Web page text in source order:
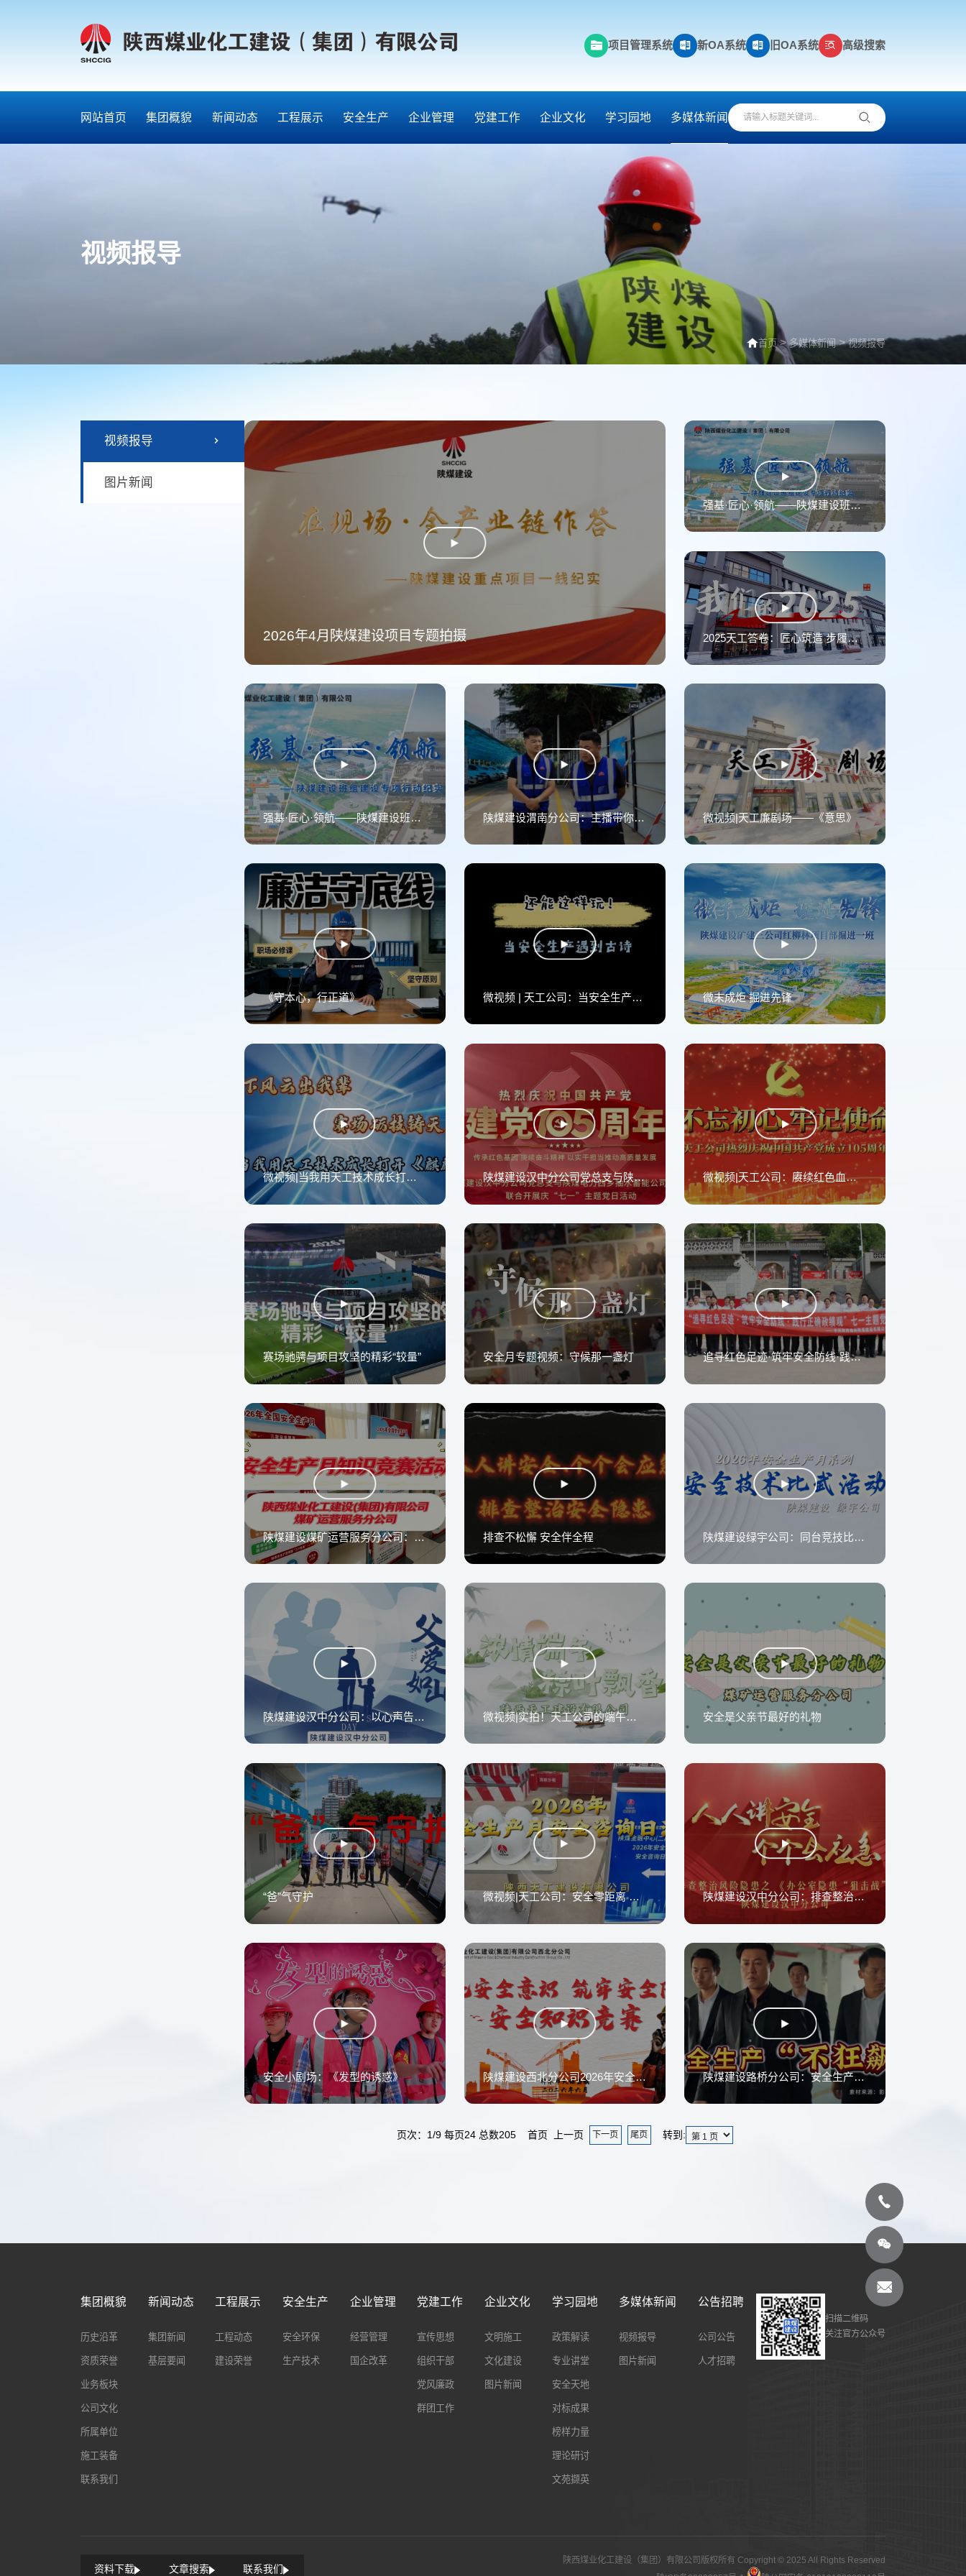
项目管理系统 新OA系统 旧OA系统 高级搜索
网站首页 集团概貌 新闻动态 工程展示 安全生产 企业管理 党建工作 企业文化 学习园地 多媒体新闻
视频报导
首页>多媒体新闻>视频报导
视频报导
图片新闻
2026年4月陕煤建设项目专题拍摄
强基·匠心·领航——陕煤建设班组建设专项行动纪实
2025天工答卷：匠心筑造 步履不停
强基·匠心·领航——陕煤建设班组建设专项行动纪实 陕煤建设渭南分公司：主播带你逛工地 微视频|天工廉剧场——《意思》
《守本心，行正道》 微视频 | 天工公司：当安全生产遇到古诗 微末成炬 掘进先锋
微视频|当我用天工技术成长打开《麒麟》 陕煤建设汉中分公司党总支与陕煤电力西乡抽水蓄能公司党支部联合开展庆“七一”主题党日活动 微视频|天工公司：赓续红色血脉 聚力逐梦前行
赛场驰骋与项目攻坚的精彩“较量” 安全月专题视频：守候那一盏灯 追寻红色足迹·筑牢安全防线·践行正确政绩观
陕煤建设煤矿运营服务分公司：安全生产月知识竞赛活动 排查不松懈 安全伴全程 陕煤建设绿宇公司：同台竞技比高下 共筑防线保平安
陕煤建设汉中分公司：以心声告白 感恩深沉父爱 微视频|实拍！天工公司的端午现场 安全是父亲节最好的礼物
“爸”气守护 微视频|天工公司：安全零距离 咨询日干货分享走起 陕煤建设汉中分公司：排查整治风险隐患之办公室隐患“狙击战”
安全小剧场：《发型的诱惑》 陕煤建设西北分公司2026年安全知识竞赛圆满举办 陕煤建设路桥分公司：安全生产“不狂飙”
页次：1/9 每页24 总数205 首页 上一页 下一页 尾页 转到:
集团概貌
历史沿革
资质荣誉
业务板块
公司文化
所属单位
施工装备
联系我们
新闻动态
集团新闻
基层要闻
工程展示
工程动态
建设荣誉
安全生产
安全环保
生产技术
企业管理
经营管理
国企改革
党建工作
宣传思想
组织干部
党风廉政
群团工作
企业文化
文明施工
文化建设
图片新闻
学习园地
政策解读
专业讲堂
安全天地
对标成果
榜样力量
理论研讨
文苑撷英
多媒体新闻
视频报导
图片新闻
公告招聘
公司公告
人才招聘
扫描二维码
关注官方公众号
资料下载 文章搜索 联系我们
陕西煤业化工建设（集团）有限公司版权所有 Copyright © 2025 All Rights Reserved